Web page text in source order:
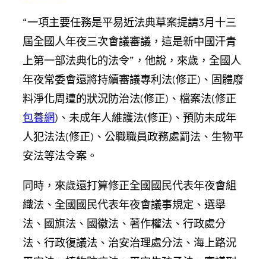
“一項主要任務是平易近法典草案提請3月十三
屆全國人年夜三次會議審議，這是新中國汗青
上第一部法典化的法令”，他說，來歲，全國人
年夜常委會還將持續審議專利法(修正)、固體廢
料淨化周遭的狀況防治法(修正)、檔案法(修正
包養網)、未成年人維護法(修正)、預防未成年
人犯法法(修正)、公職職員政務處罰法、生物平
安法等法令案。
同時，來歲還打算修正全國國民代表年夜會組
織法、全國國民代表年夜會議事規定、選舉
法、國旗法、國徽法、著作權法、行政處分
法、行政復議法、治安治理處分法、海上路況